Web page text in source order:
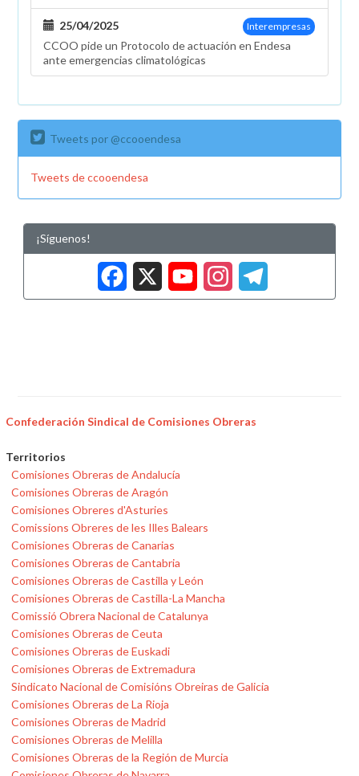
Interempresas
25/04/2025
CCOO pide un Protocolo de actuación en Endesa
ante emergencias climatológicas
Tweets por @ccooendesa
Tweets de ccooendesa
¡Síguenos!
Facebook
X
Confederación Sindical de Comisiones Obreras
Territorios
Comisiones Obreras de Andalucía
Comisiones Obreras de Aragón
Comisiones Obreres d'Asturies
Comissions Obreres de les Illes Balears
Comisiones Obreras de Canarias
Comisiones Obreras de Cantabria
Comisiones Obreras de Castilla y León
Comisiones Obreras de Castilla-La Mancha
Comissió Obrera Nacional de Catalunya
Comisiones Obreras de Ceuta
Comisiones Obreras de Euskadi
Comisiones Obreras de Extremadura
Sindicato Nacional de Comisións Obreiras de Galicia
Comisiones Obreras de La Rioja
Comisiones Obreras de Madrid
Comisiones Obreras de Melilla
Comisiones Obreras de la Región de Murcia